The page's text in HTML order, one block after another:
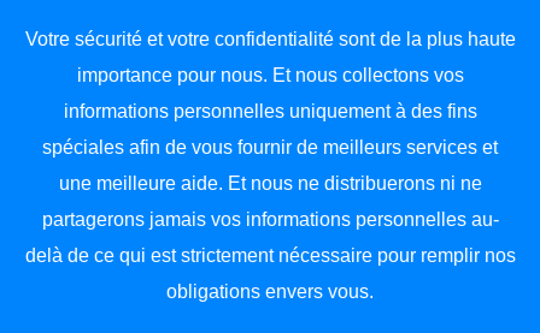
Votre sécurité et votre confidentialité sont de la plus haute
importance pour nous. Et nous collectons vos
informations personnelles uniquement à des fins
spéciales afin de vous fournir de meilleurs services et
une meilleure aide. Et nous ne distribuerons ni ne
partagerons jamais vos informations personnelles au-
delà de ce qui est strictement nécessaire pour remplir nos
obligations envers vous.